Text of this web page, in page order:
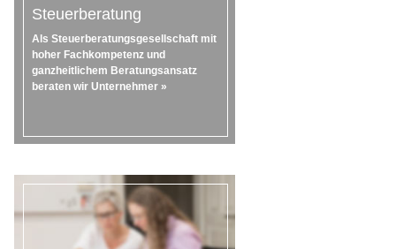
Steuerberatung
Als Steuerberatungsgesellschaft mit
hoher Fachkompetenz und
ganzheitlichem Beratungsansatz
beraten wir Unternehmer »